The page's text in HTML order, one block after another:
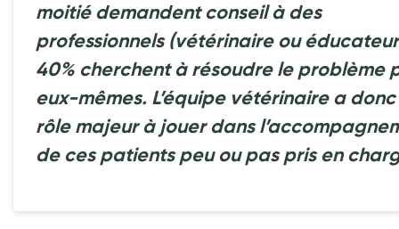
moitié demandent conseil à des
professionnels (vétérinaire ou
40% cherchent à résoudre le problème
eux-mêmes. L’équipe vétérinaire a donc
rôle majeur à jouer dans
de ces patients peu ou pas pris en